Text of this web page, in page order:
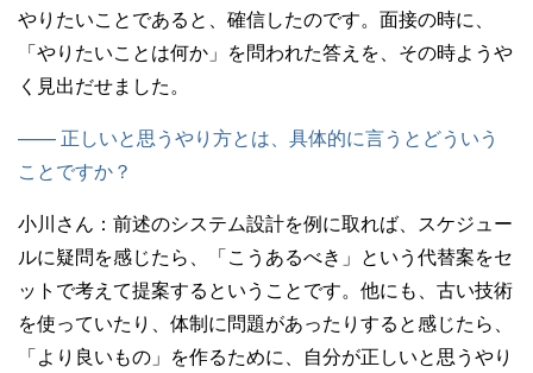
やりたいことであると、確信したのです。面接の時に、
「やりたいことは何か」を問われた答えを、その時ようや
く見出だせました。
—— 正しいと思うやり方とは、具体的に言うとどういう
ことですか？
小川さん： 前述のシステム設計を例に取れば、スケジュー
ルに疑問を感じたら、「こうあるべき」という代替案をセ
ットで考えて提案するということです。他にも、古い技術
を使っていたり、体制に問題があったりすると感じたら、
「より良いもの」を作るために、自分が正しいと思うやり